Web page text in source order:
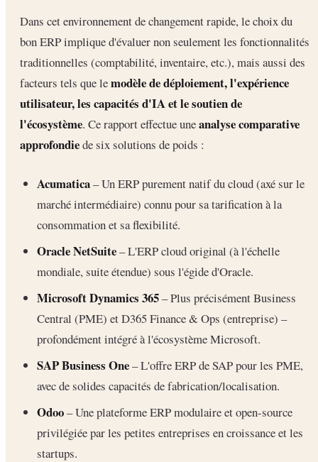
Dans cet environnement de changement rapide, le choix du
bon ERP implique d'évaluer non seulement les fonctionnalités
traditionnelles (comptabilité, inventaire, etc.), mais aussi des
facteurs tels que lemodèle de déploiement, l'expérience
utilisateur, les capacités d'IA et le soutien de
l'écosystème. Ce rapport effectue uneanalyse comparative
approfondiede six solutions de poids :
Acumatica– Un ERP purement natif du cloud (axé sur le
marché intermédiaire) connu pour sa tarification à la
consommation et sa flexibilité.
Oracle NetSuite– L'ERP cloud original (à l'échelle
mondiale, suite étendue) sous l'égide d'Oracle.
Microsoft Dynamics 365– Plus précisément Business
Central (PME) et D365 Finance & Ops (entreprise) –
profondément intégré à l'écosystème Microsoft.
SAP Business One– L'offre ERP de SAP pour les PME,
avec de solides capacités de fabrication/localisation.
Odoo– Une plateforme ERP modulaire et open-source
privilégiée par les petites entreprises en croissance et les
startups.